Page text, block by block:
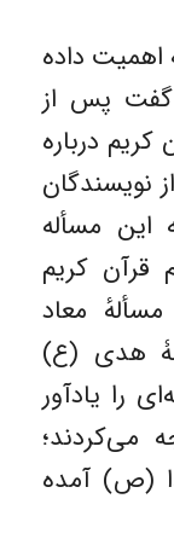
اهمیت داده
گفت پس از
درباره
نویسندگان
به این مسأله
قرآن کریم
معاد
هدی (ع)
را یادآور
می‌کردند؛
(ص) آمده